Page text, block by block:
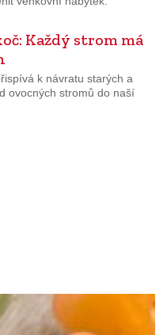
Každý strom má
k návratu starých a
ovocných stromů do naší